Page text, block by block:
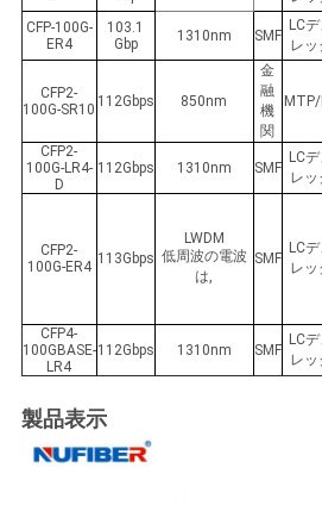
CFP-100G-
ER4
103.1
Gbp
1310nm SMF
LC
レッ
CFP2-
100G-SR10 112Gbps 850nm
金
融
機
関
CFP2-
100G-LR4-
D
112Gbps 1310nm SMF
LC
レッ
CFP2-
100G-ER4 113Gbps
LWDM
低周波の電波
は,
SMF
LC
レッ
CFP4-
100GBASE-
LR4
112Gbps 1310nm SMF
LC
レッ
製品表示